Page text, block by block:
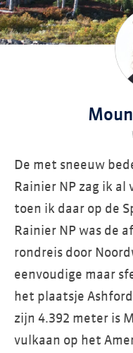
De met sneeuw
Rainier NP zag ik
toen ik daar op de
Rainier NP was de
rondreis door
eenvoudige maar
het plaatsje
zijn 4.392 meter is
vulkaan op het